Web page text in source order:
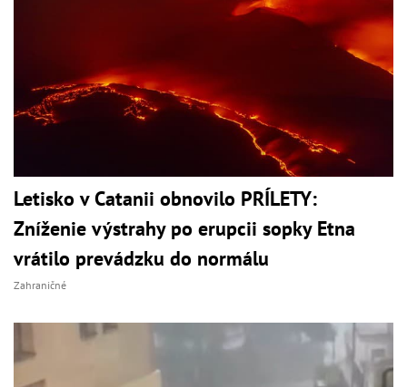
Letisko v Catanii obnovilo PRÍLETY:
Zníženie výstrahy po erupcii sopky Etna
vrátilo prevádzku do normálu
Zahraničné